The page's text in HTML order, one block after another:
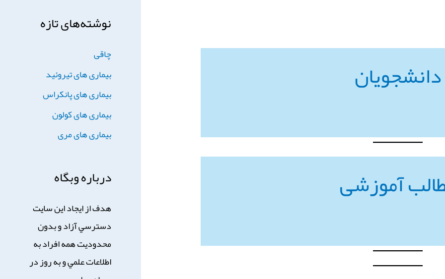
دانشجویان
آموزشی
نوشته‌های تازه
چاقی
بیماری های تیروئید
بیماری های پانکراس
بیماری های کولون
بیماری های مری
درباره وبگاه
هدف از ايجاد اين سايت
دسترسي آزاد و بدون
محدوديت همه افراد به
اطلاعات علمي و به روز در